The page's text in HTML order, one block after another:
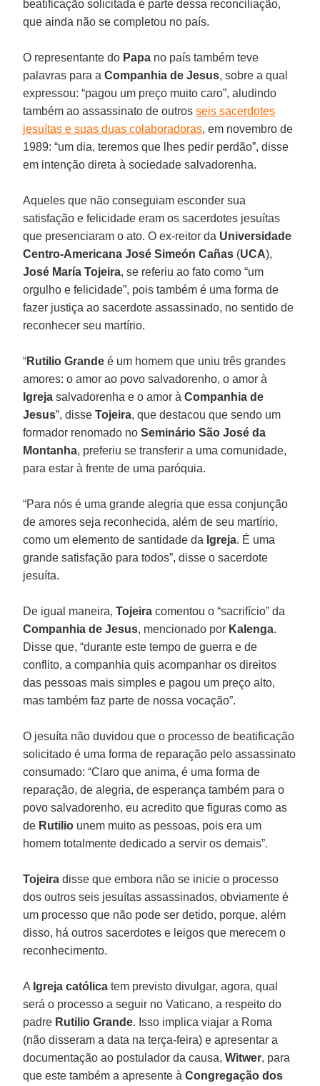
beatificação solicitada é parte dessa reconciliação,
que ainda não se completou no país.
O representante do Papa no país também teve
palavras para a Companhia de Jesus, sobre a qual
expressou: “pagou um preço muito caro”, aludindo
também ao assassinato de outrosseis sacerdotes
jesuítas e suas duas colaboradoras, em novembro de
1989: “um dia, teremos que lhes pedir perdão”, disse
em intenção direta à sociedade salvadorenha.
Aqueles que não conseguiam esconder sua
satisfação e felicidade eram os sacerdotes jesuítas
que presenciaram o ato. O ex-reitor da Universidade
Centro-Americana José Simeón Cañas (UCA),
José María Tojeira, se referiu ao fato como “um
orgulho e felicidade”, pois também é uma forma de
fazer justiça ao sacerdote assassinado, no sentido de
reconhecer seu martírio.
“Rutilio Grande é um homem que uniu três grandes
amores: o amor ao povo salvadorenho, o amor à
Igreja salvadorenha e o amor àCompanhia de
Jesus”, disseTojeira, que destacou que sendo um
formador renomado noSeminário São José da
Montanha, preferiu se transferir a uma comunidade,
para estar à frente de uma paróquia.
“Para nós é uma grande alegria que essa conjunção
de amores seja reconhecida, além de seu martírio,
como um elemento de santidade da Igreja. É uma
grande satisfação para todos”, disse o sacerdote
jesuíta.
De igual maneira,Tojeira comentou o “sacrifício” da
Companhia de Jesus, mencionado por Kalenga.
Disse que, “durante este tempo de guerra e de
conflito, a companhia quis acompanhar os direitos
das pessoas mais simples e pagou um preço alto,
mas também faz parte de nossa vocação”.
O jesuíta não duvidou que o processo de beatificação
solicitado é uma forma de reparação pelo assassinato
consumado: “Claro que anima, é uma forma de
reparação, de alegria, de esperança também para o
povo salvadorenho, eu acredito que figuras como as
de Rutilio unem muito as pessoas, pois era um
homem totalmente dedicado a servir os demais”.
Tojeira disse que embora não se inicie o processo
dos outros seis jesuítas assassinados, obviamente é
um processo que não pode ser detido, porque, além
disso, há outros sacerdotes e leigos que merecem o
reconhecimento.
A Igreja católica tem previsto divulgar, agora, qual
será o processo a seguir no Vaticano, a respeito do
padre Rutilio Grande. Isso implica viajar a Roma
(não disseram a data na terça-feira) e apresentar a
documentação ao postulador da causa,Witwer, para
que este também a apresente à Congregação dos